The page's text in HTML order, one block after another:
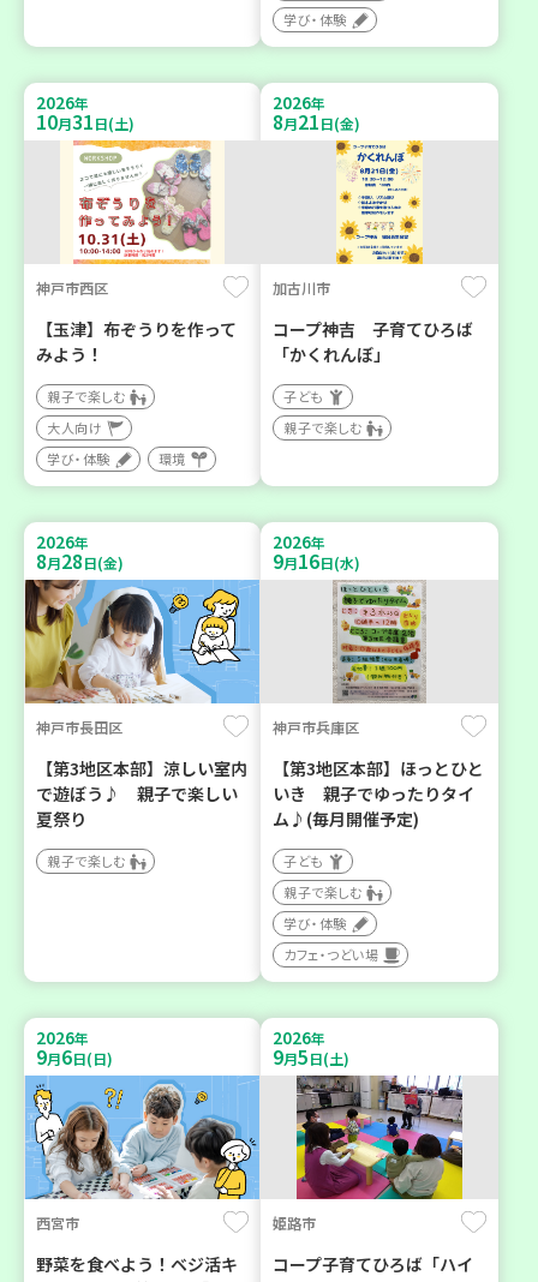
学び・体験
2026年
10月31日(土)
神戸市西区
【玉津】布ぞうりを作って
みよう！
親子で楽しむ
大人向け
学び・体験
環境
2026年
8月21日(金)
加古川市
コープ神吉 子育てひろば
「かくれんぼ」
子ども
親子で楽しむ
2026年
8月28日(金)
神戸市長田区
【第3地区本部】涼しい室内
で遊ぼう♪ 親子で楽しい
夏祭り
親子で楽しむ
2026年
9月16日(水)
神戸市兵庫区
【第3地区本部】ほっとひと
いき 親子でゆったりタイ
ム♪(毎月開催予定)
子ども
親子で楽しむ
学び・体験
カフェ・つどい場
2026年
9月6日(日)
西宮市
野菜を食べよう！ベジ活キ
2026年
9月5日(土)
姫路市
コープ子育てひろば「ハイ